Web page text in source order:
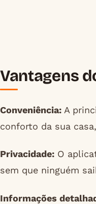
Vantagens
Conveniência: A
conforto da sua
Privacidade: O
sem que ninguém
Informações